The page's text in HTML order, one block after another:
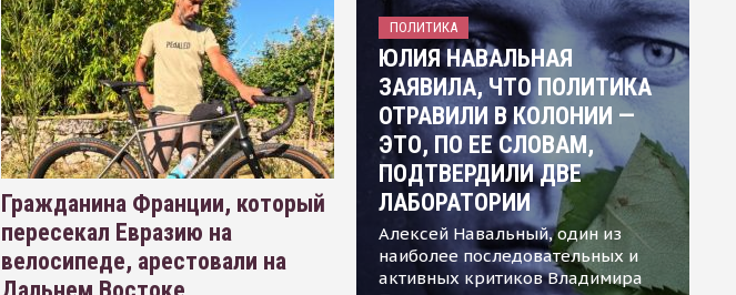
Гражданина Франции, который
пересекал Евразию на
велосипеде, арестовали на
ПОЛИТИКА
ЮЛИЯ НАВАЛЬНАЯ
ЗАЯВИЛА, ЧТО ПОЛИТИКА
ОТРАВИЛИ В КОЛОНИИ —
ЭТО, ПО ЕЕ СЛОВАМ,
ПОДТВЕРДИЛИ ДВЕ
ЛАБОРАТОРИИ
Алексей Навальный, один из
наиболее последовательных и
активных критиков Владимира